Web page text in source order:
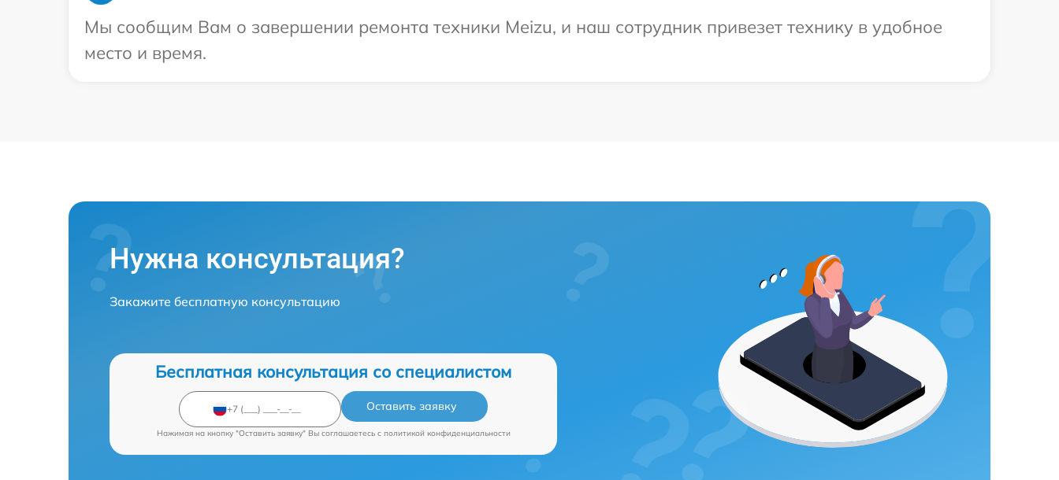
Мы сообщим Вам о завершении ремонта техники Meizu, и наш сотрудник привезет технику в удобное
место и время.
Нужна консультация?
Закажите бесплатную консультацию
Бесплатная консультация со специалистом
Оставить заявку
Нажимая на кнопку "Оставить заявку" Вы соглашаетесь c политикой конфиденциальности